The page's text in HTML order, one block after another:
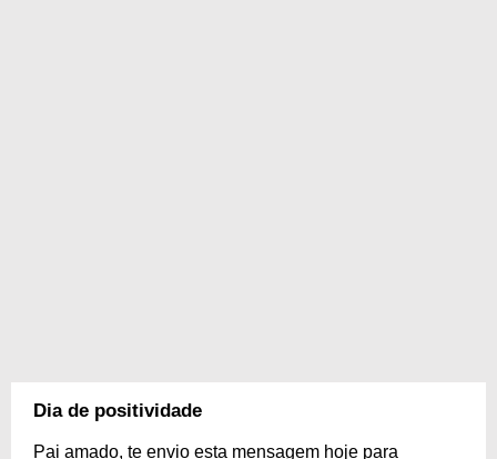
Dia de positividade
Pai amado, te envio esta mensagem hoje para